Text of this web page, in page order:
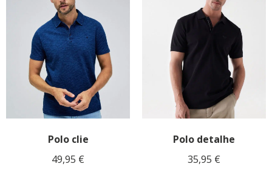
Polo clie
49,95 €
Polo detalhe
35,95 €